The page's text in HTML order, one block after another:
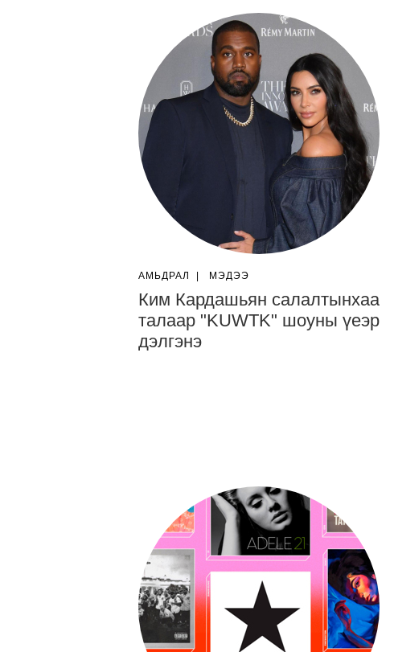
АМЬДРАЛ МЭДЭЭ
Ким Кардашьян салалтынхаа
талаар "KUWTK" шоуны үеэр
дэлгэнэ